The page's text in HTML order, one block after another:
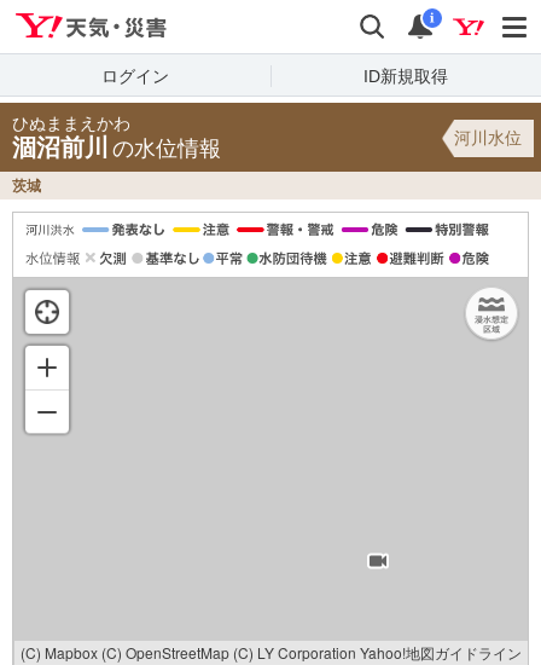
検索 通知
i
ログイン ID新規取得
ひぬままえかわ
涸沼前川 の水位情報 河川水位
茨城
(C) Mapbox (C) OpenStreetMap (C) LY Corporation Yahoo!地図ガイドライン